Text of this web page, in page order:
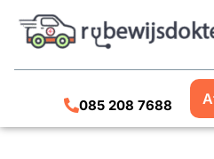
085 208 7688